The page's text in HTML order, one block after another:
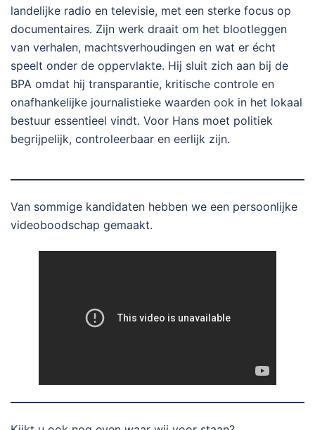
landelijke radio en televisie, met een sterke focus op
documentaires. Zijn werk draait om het blootleggen
van verhalen, machtsverhoudingen en wat er écht
speelt onder de oppervlakte. Hij sluit zich aan bij de
BPA omdat hij transparantie, kritische controle en
onafhankelijke journalistieke waarden ook in het lokaal
bestuur essentieel vindt. Voor Hans moet politiek
begrijpelijk, controleerbaar en eerlijk zijn.
Van sommige kandidaten hebben we een persoonlijke
videoboodschap gemaakt.